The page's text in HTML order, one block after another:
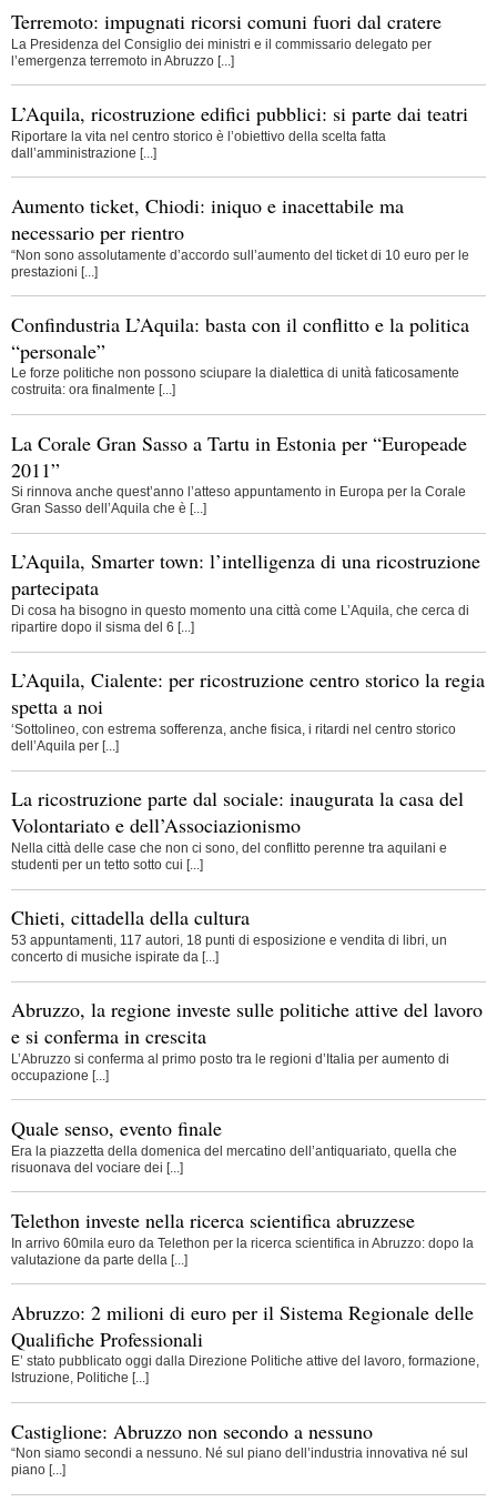
Terremoto: impugnati ricorsi comuni fuori dal cratere
La Presidenza del Consiglio dei ministri e il commissario delegato per
l’emergenza terremoto in Abruzzo [...]
L’Aquila, ricostruzione edifici pubblici: si parte dai teatri
Riportare la vita nel centro storico è l’obiettivo della scelta fatta
dall’amministrazione [...]
Aumento ticket, Chiodi: iniquo e inacettabile ma
necessario per rientro
“Non sono assolutamente d’accordo sull’aumento del ticket di 10 euro per le
prestazioni [...]
Confindustria L’Aquila: basta con il conflitto e la politica
“personale”
Le forze politiche non possono sciupare la dialettica di unità faticosamente
costruita: ora finalmente [...]
La Corale Gran Sasso a Tartu in Estonia per “Europeade
2011”
Si rinnova anche quest’anno l’atteso appuntamento in Europa per la Corale
Gran Sasso dell’Aquila che è [...]
L’Aquila, Smarter town: l’intelligenza di una ricostruzione
partecipata
Di cosa ha bisogno in questo momento una città come L’Aquila, che cerca di
ripartire dopo il sisma del 6 [...]
L’Aquila, Cialente: per ricostruzione centro storico la regia
spetta a noi
‘Sottolineo, con estrema sofferenza, anche fisica, i ritardi nel centro storico
dell’Aquila per [...]
La ricostruzione parte dal sociale: inaugurata la casa del
Volontariato e dell’Associazionismo
Nella città delle case che non ci sono, del conflitto perenne tra aquilani e
studenti per un tetto sotto cui [...]
Chieti, cittadella della cultura
53 appuntamenti, 117 autori, 18 punti di esposizione e vendita di libri, un
concerto di musiche ispirate da [...]
Abruzzo, la regione investe sulle politiche attive del lavoro
e si conferma in crescita
L’Abruzzo si conferma al primo posto tra le regioni d’Italia per aumento di
occupazione [...]
Quale senso, evento finale
Era la piazzetta della domenica del mercatino dell’antiquariato, quella che
risuonava del vociare dei [...]
Telethon investe nella ricerca scientifica abruzzese
In arrivo 60mila euro da Telethon per la ricerca scientifica in Abruzzo: dopo la
valutazione da parte della [...]
Abruzzo: 2 milioni di euro per il Sistema Regionale delle
Qualifiche Professionali
E’ stato pubblicato oggi dalla Direzione Politiche attive del lavoro, formazione,
Istruzione, Politiche [...]
Castiglione: Abruzzo non secondo a nessuno
“Non siamo secondi a nessuno. Né sul piano dell’industria innovativa né sul
piano [...]